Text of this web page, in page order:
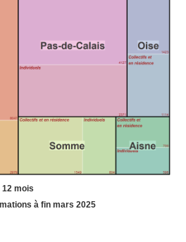
mois
à fin mars 2025